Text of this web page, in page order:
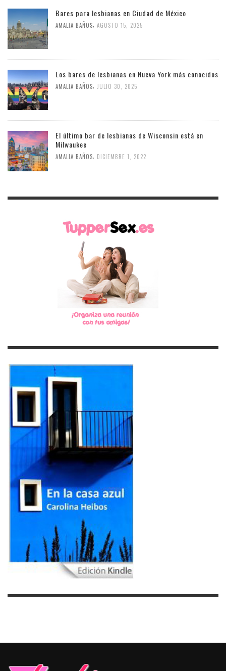
Bares para lesbianas en Ciudad de México
AMALIA BAÑOS, AGOSTO 15, 2025
Los bares de lesbianas en Nueva York más conocidos
AMALIA BAÑOS, JULIO 30, 2025
El último bar de lesbianas de Wisconsin está en
Milwaukee
AMALIA BAÑOS, DICIEMBRE 1, 2022